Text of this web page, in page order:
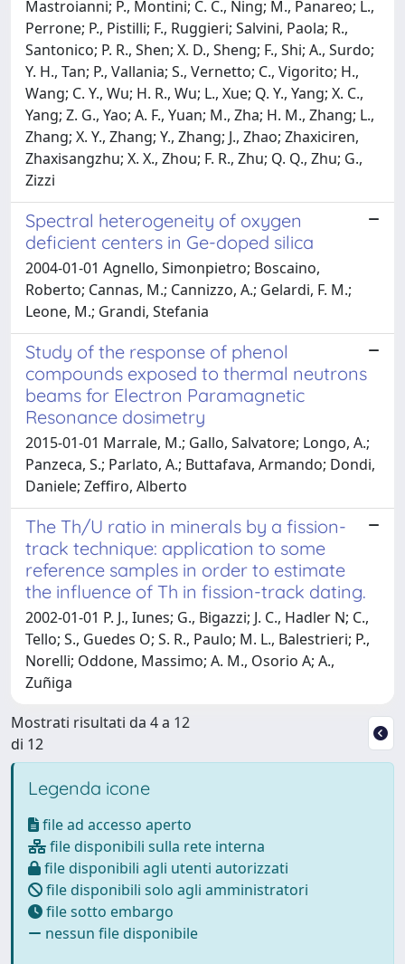
Mastroianni; P., Montini; C. C., Ning; M., Panareo; L.,
Perrone; P., Pistilli; F., Ruggieri; Salvini, Paola; R.,
Santonico; P. R., Shen; X. D., Sheng; F., Shi; A., Surdo;
Y. H., Tan; P., Vallania; S., Vernetto; C., Vigorito; H.,
Wang; C. Y., Wu; H. R., Wu; L., Xue; Q. Y., Yang; X. C.,
Yang; Z. G., Yao; A. F., Yuan; M., Zha; H. M., Zhang; L.,
Zhang; X. Y., Zhang; Y., Zhang; J., Zhao; Zhaxiciren,
Zhaxisangzhu; X. X., Zhou; F. R., Zhu; Q. Q., Zhu; G.,
Zizzi
Spectral heterogeneity of oxygen
deficient centers in Ge-doped silica
2004-01-01 Agnello, Simonpietro; Boscaino,
Roberto; Cannas, M.; Cannizzo, A.; Gelardi, F. M.;
Leone, M.; Grandi, Stefania
Study of the response of phenol
compounds exposed to thermal neutrons
beams for Electron Paramagnetic
Resonance dosimetry
2015-01-01 Marrale, M.; Gallo, Salvatore; Longo, A.;
Panzeca, S.; Parlato, A.; Buttafava, Armando; Dondi,
Daniele; Zeffiro, Alberto
The Th/U ratio in minerals by a fission-
track technique: application to some
reference samples in order to estimate
the influence of Th in fission-track dating.
2002-01-01 P. J., Iunes; G., Bigazzi; J. C., Hadler N; C.,
Tello; S., Guedes O; S. R., Paulo; M. L., Balestrieri; P.,
Norelli; Oddone, Massimo; A. M., Osorio A; A.,
Zuñiga
Mostrati risultati da 4 a 12
di 12
Legenda icone
file ad accesso aperto
file disponibili sulla rete interna
file disponibili agli utenti autorizzati
file disponibili solo agli amministratori
file sotto embargo
nessun file disponibile